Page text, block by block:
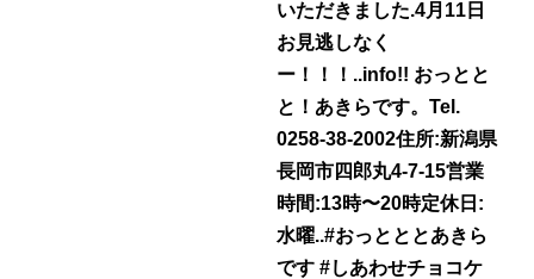
いただきました.4月11日
お見逃しなく
ー！！！..info!! おっとと
と！あきらです。Tel.
0258-38-2002住所:新潟県
長岡市四郎丸4-7-15営業
時間:13時〜20時定休日:
水曜..#おっとととあきら
です #しあわせチョコケ